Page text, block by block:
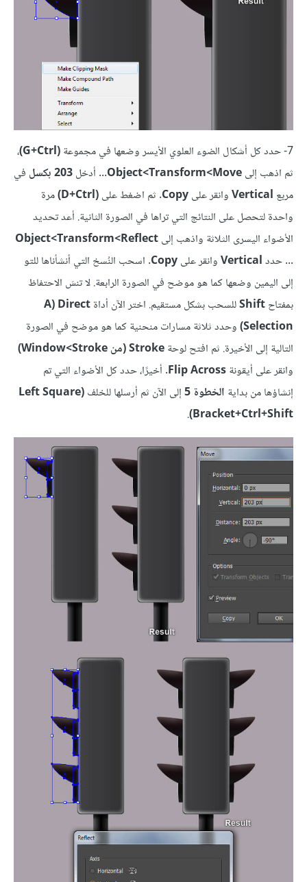
7- حدد كل أشكال الضوء العلوي الأيسر وضعها في مجموعة (G+Ctrl)
،
ثم اذهب إلىMove>‏Transform‏>Object ... أدخل203 بكسل
في
مربع Verticalوانقر علىCopy. ثم اضغط على(D+Ctrl)
مرة
واحدة لتحصل على النتائج التي تراها في الصورة الثانية. أعد تحديد
الأضواء اليسرى الثلاثة واذهب إلىReflect‏>Transform>‏Object
... حددVerticalوانقر علىCopy. اسحب النُسخ التي أنشأناها للتو
إلى اليمين وضعها كما هو موضح في الصورة الرابعة. لا تنسَ الاحتفاظ
بمفتاحShiftللسحب بشكل مستقيم. اختر الآن أداةA) Direct
Selection) وحدد ثلاثة مسارات منحنية كما هو موضح في الصورة
التالية إلى الأخيرة. ثم افتح لوحةStroke (من Stroke>‏Window)
وانقر على أيقونةFlip Across. أخيرًا، حدد كل الأضواء التي تم
إنشاؤها من بداية الخطوة 5 إلى الآن ثم أرسلها للخلف (Left Square
Bracket+Ctrl+Shift)
.